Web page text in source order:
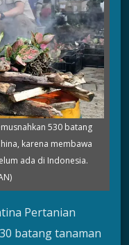
530 batang
karena membawa
ada di Indonesia.
Pertanian
batang tanaman